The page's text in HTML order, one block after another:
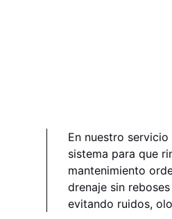
En nuestro
sistema para que
mantenimiento
drenaje sin
evitando ruidos,